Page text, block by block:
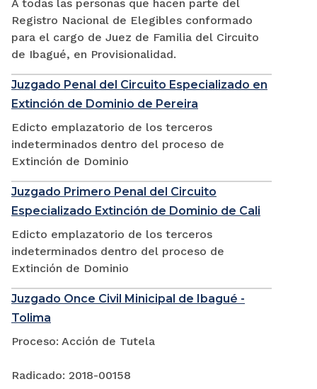
A todas las personas que hacen parte del
Registro Nacional de Elegibles conformado
para el cargo de Juez de Familia del Circuito
de Ibagué, en Provisionalidad.
Juzgado Penal del Circuito Especializado en
Extinción de Dominio de Pereira
Edicto emplazatorio de los terceros
indeterminados dentro del proceso de
Extinción de Dominio
Juzgado Primero Penal del Circuito
Especializado Extinción de Dominio de Cali
Edicto emplazatorio de los terceros
indeterminados dentro del proceso de
Extinción de Dominio
Juzgado Once Civil Minicipal de Ibagué -
Tolima
Proceso: Acción de Tutela
Radicado: 2018-00158